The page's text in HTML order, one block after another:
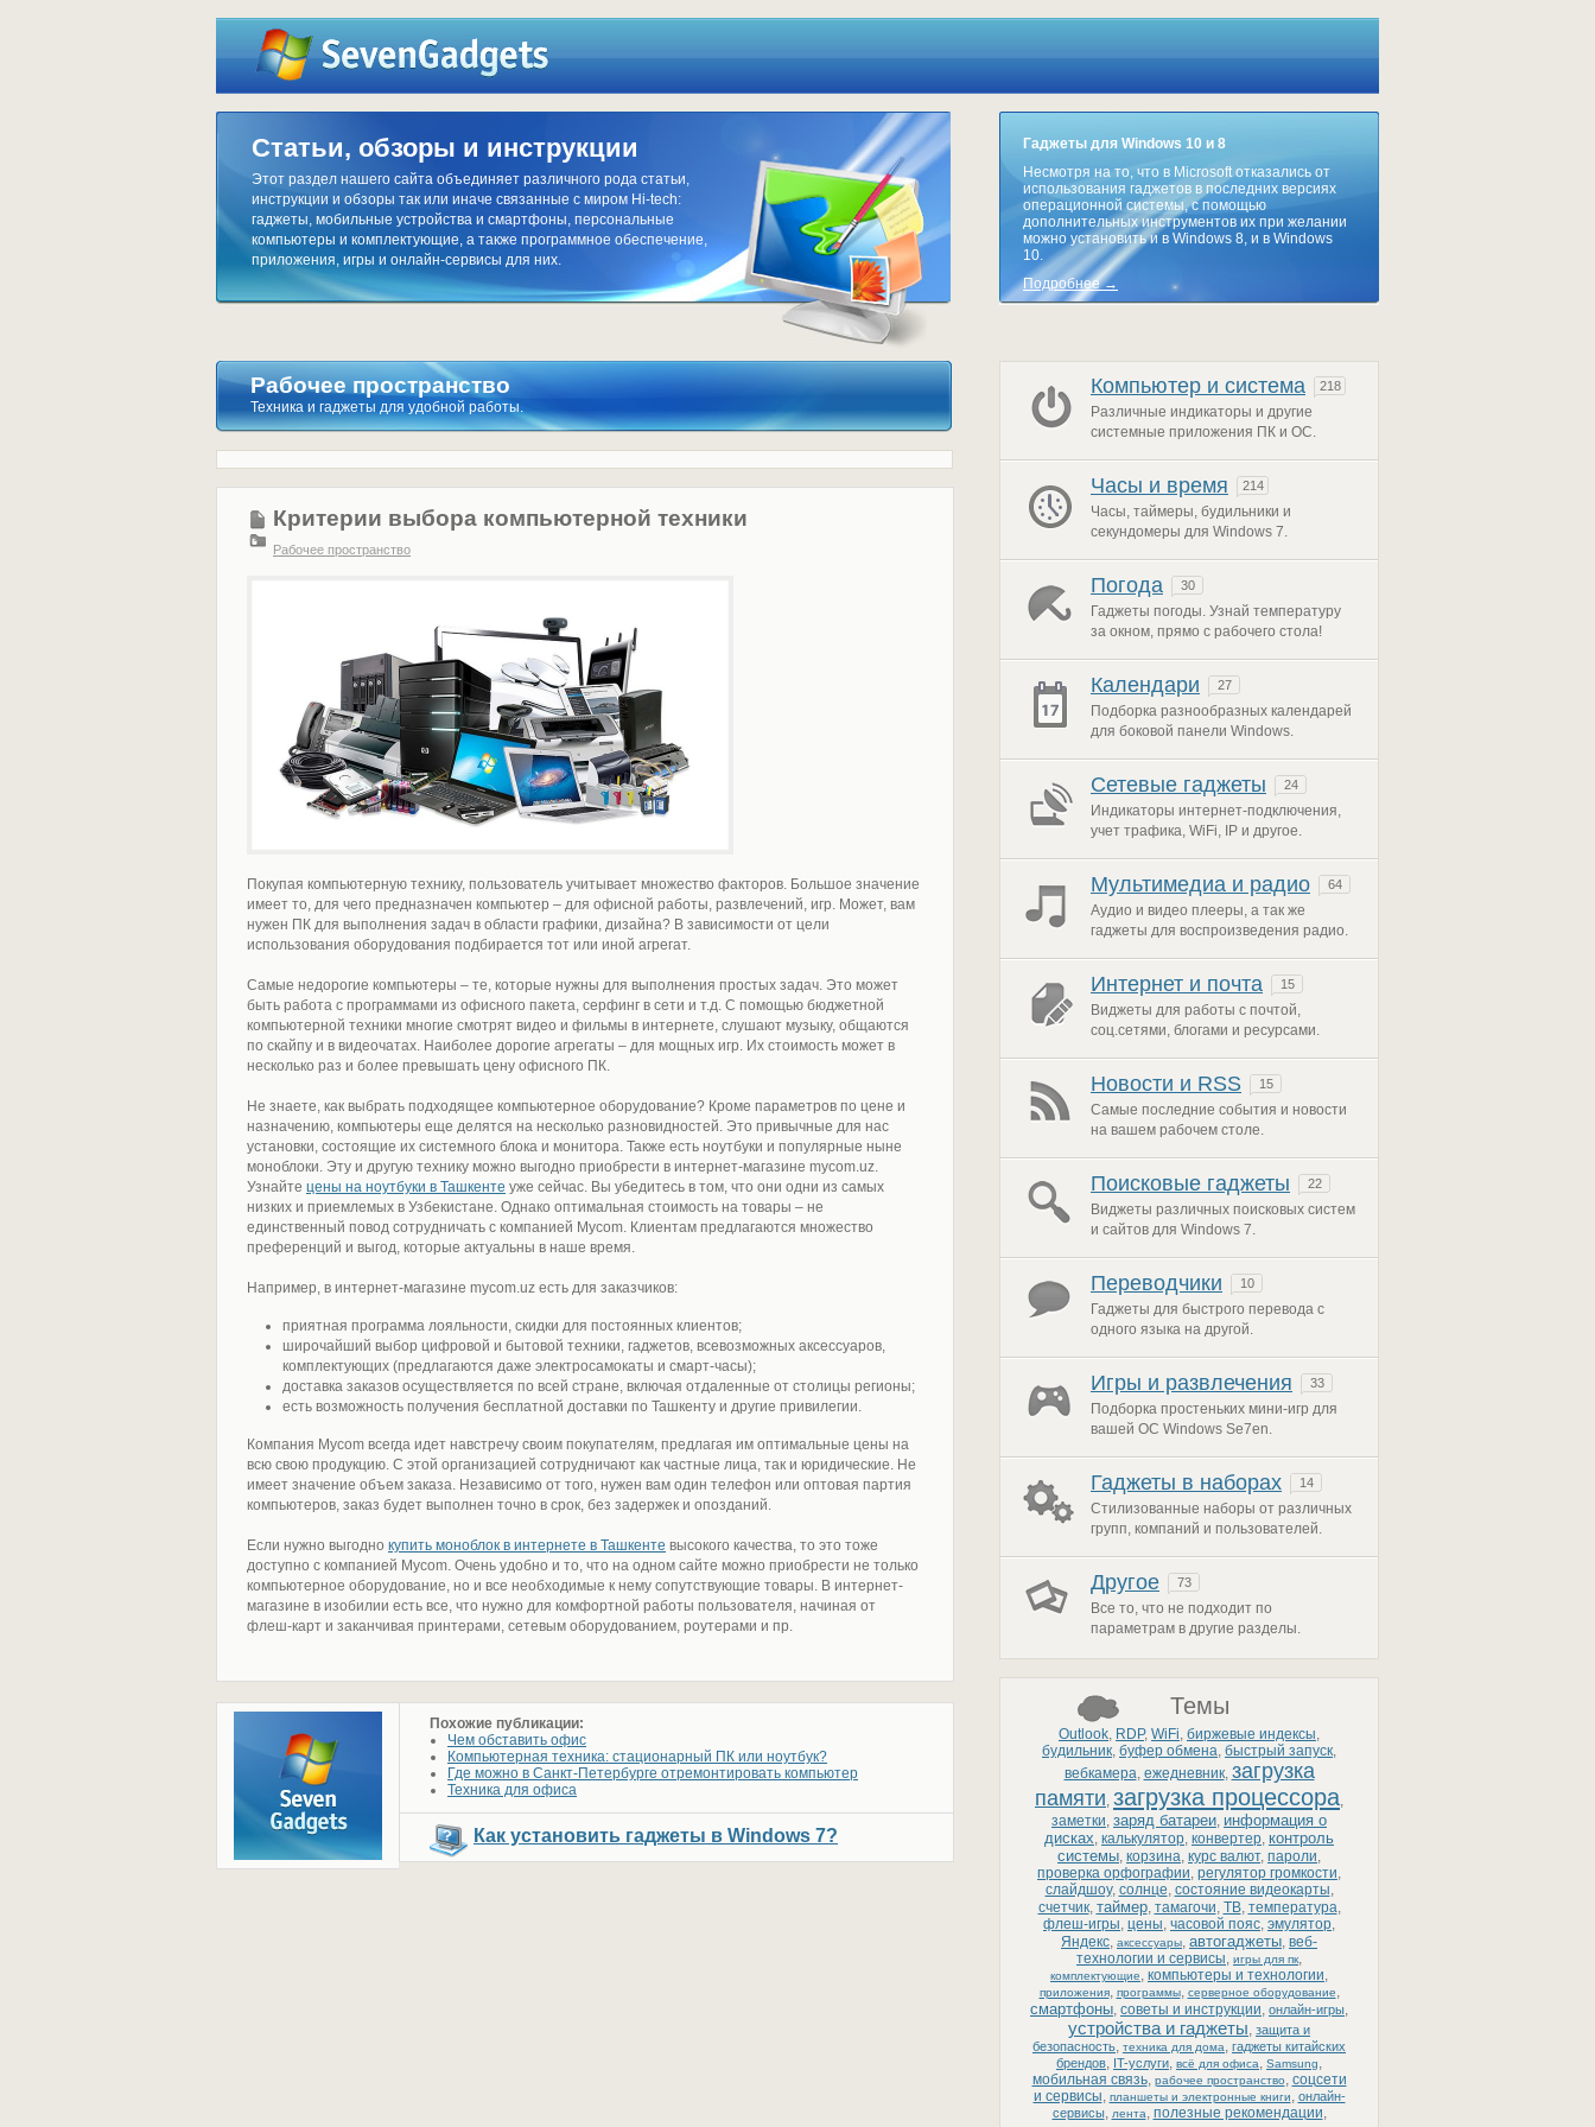
Статьи, обзоры и инструкции
Этот раздел нашего сайта объединяет различного рода статьи,
инструкции и обзоры так или иначе связанные с миром Hi-tech:
гаджеты, мобильные устройства и смартфоны, персональные
компьютеры и комплектующие, а также программное обеспечение,
приложения, игры и онлайн-сервисы для них.
Гаджеты для Windows 10 и 8
Несмотря на то, что в Microsoft отказались от
использования гаджетов в последних версиях
операционной системы, с помощью
дополнительных инструментов их при желании
можно установить и в Windows 8, и в Windows
10.
Подробнее →
Рабочее пространство
Техника и гаджеты для удобной работы.
Критерии выбора компьютерной техники
Рабочее пространство
Покупая компьютерную технику, пользователь учитывает множество факторов. Большое значение
имеет то, для чего предназначен компьютер – для офисной работы, развлечений, игр. Может, вам
нужен ПК для выполнения задач в области графики, дизайна? В зависимости от цели
использования оборудования подбирается тот или иной агрегат.
Самые недорогие компьютеры – те, которые нужны для выполнения простых задач. Это может
быть работа с программами из офисного пакета, серфинг в сети и т.д. С помощью бюджетной
компьютерной техники многие смотрят видео и фильмы в интернете, слушают музыку, общаются
по скайпу и в видеочатах. Наиболее дорогие агрегаты – для мощных игр. Их стоимость может в
несколько раз и более превышать цену офисного ПК.
Не знаете, как выбрать подходящее компьютерное оборудование? Кроме параметров по цене и
назначению, компьютеры еще делятся на несколько разновидностей. Это привычные для нас
установки, состоящие их системного блока и монитора. Также есть ноутбуки и популярные ныне
моноблоки. Эту и другую технику можно выгодно приобрести в интернет-магазине mycom.uz.
Узнайте цены на ноутбуки в Ташкенте уже сейчас. Вы убедитесь в том, что они одни из самых
низких и приемлемых в Узбекистане. Однако оптимальная стоимость на товары – не
единственный повод сотрудничать с компанией Mycom. Клиентам предлагаются множество
преференций и выгод, которые актуальны в наше время.
Например, в интернет-магазине mycom.uz есть для заказчиков:
приятная программа лояльности, скидки для постоянных клиентов;
широчайший выбор цифровой и бытовой техники, гаджетов, всевозможных аксессуаров,
комплектующих (предлагаются даже электросамокаты и смарт-часы);
доставка заказов осуществляется по всей стране, включая отдаленные от столицы регионы;
есть возможность получения бесплатной доставки по Ташкенту и другие привилегии.
Компания Mycom всегда идет навстречу своим покупателям, предлагая им оптимальные цены на
всю свою продукцию. С этой организацией сотрудничают как частные лица, так и юридические. Не
имеет значение объем заказа. Независимо от того, нужен вам один телефон или оптовая партия
компьютеров, заказ будет выполнен точно в срок, без задержек и опозданий.
Если нужно выгодно купить моноблок в интернете в Ташкенте высокого качества, то это тоже
доступно с компанией Mycom. Очень удобно и то, что на одном сайте можно приобрести не только
компьютерное оборудование, но и все необходимые к нему сопутствующие товары. В интернет-
магазине в изобилии есть все, что нужно для комфортной работы пользователя, начиная от
флеш-карт и заканчивая принтерами, сетевым оборудованием, роутерами и пр.
Похожие публикации:
Чем обставить офис
Компьютерная техника: стационарный ПК или ноутбук?
Где можно в Санкт-Петербурге отремонтировать компьютер
Техника для офиса
Как установить гаджеты в Windows 7?
Компьютер и система 218
Различные индикаторы и другие
системные приложения ПК и ОС.
Часы и время 214
Часы, таймеры, будильники и
секундомеры для Windows 7.
Погода 30
Гаджеты погоды. Узнай температуру
за окном, прямо с рабочего стола!
Календари 27
Подборка разнообразных календарей
для боковой панели Windows.
Сетевые гаджеты 24
Индикаторы интернет-подключения,
учет трафика, WiFi, IP и другое.
Мультимедиа и радио 64
Аудио и видео плееры, а так же
гаджеты для воспроизведения радио.
Интернет и почта 15
Виджеты для работы с почтой,
соц.сетями, блогами и ресурсами.
Новости и RSS 15
Самые последние события и новости
на вашем рабочем столе.
Поисковые гаджеты 22
Виджеты различных поисковых систем
и сайтов для Windows 7.
Переводчики 10
Гаджеты для быстрого перевода с
одного языка на другой.
Игры и развлечения 33
Подборка простеньких мини-игр для
вашей ОС Windows Se7en.
Гаджеты в наборах 14
Стилизованные наборы от различных
групп, компаний и пользователей.
Другое 73
Все то, что не подходит по
параметрам в другие разделы.
Темы
Outlook, RDP, WiFi, биржевые индексы,
будильник, буфер обмена, быстрый запуск,
вебкамера, ежедневник, загрузка
памяти, загрузка процессора,
заметки, заряд батареи, информация о
дисках, калькулятор, конвертер, контроль
системы, корзина, курс валют, пароли,
проверка орфографии, регулятор громкости,
слайдшоу, солнце, состояние видеокарты,
счетчик, таймер, тамагочи, ТВ, температура,
флеш-игры, цены, часовой пояс, эмулятор,
Яндекс, аксессуары, автогаджеты, веб-
технологии и сервисы, игры для пк,
комплектующие, компьютеры и технологии,
приложения, программы, серверное оборудование,
смартфоны, советы и инструкции, онлайн-игры,
устройства и гаджеты, защита и
безопасность, техника для дома, гаджеты китайских
брендов, IT-услуги, всё для офиса, Samsung,
мобильная связь, рабочее пространство, соцсети
и сервисы, планшеты и электронные книги, онлайн-
сервисы, лента, полезные рекомендации,